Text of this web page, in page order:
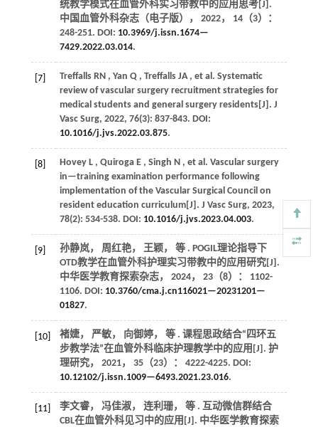
统教学模式在血管外科实习带教中的应用思考[J].
中国血管外科杂志（电子版）
， 2022， 14（3）：
248-251. DOI: 10.3969/j.issn.1674—
7429.2022.03.014.
[7] Treffalls RN , Yan Q , Treffalls JA , et al. Systematic
review of vascular surgery recruitment strategies for
medical students and general surgery residents[J]. J
Vasc Surg, 2022, 76(3): 837-843. DOI:
10.1016/j.jvs.2022.03.875.
[8] Hovey L , Quiroga E , Singh N , et al. Vascular surgery
in—training examination performance following
implementation of the Vascular Surgical Council on
resident education curriculum[J]. J Vasc Surg, 2023,
78(2): 534-538. DOI: 10.1016/j.jvs.2023.04.003.
[9] 孙静岚， 周红艳， 王颖， 等. POGIL理论指导下
OTD教学在血管外科护理实习带教中的应用研究[J].
中华医学教育探索杂志， 2024， 23（8）： 1102-
1106. DOI: 10.3760/cma.j.cn116021—20231201—
01827.
[10] 褚婕， 严敏， 向御婷， 等. 课程思政结合“四环五
步教学法”在血管外科临床护理教学中的应用[J]. 护
理研究， 2021， 35（23）： 4222-4225. DOI:
10.12102/j.issn.1009—6493.2021.23.016.
[11] 李文睿， 冯佳淑， 连利珊， 等. 互动微信群结合
CBL在血管外科见习中的应用[J]. 中华医学教育探索